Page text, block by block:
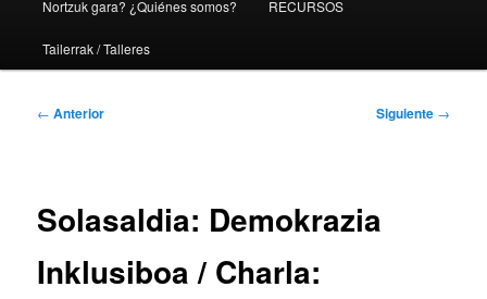
Nortzuk gara? ¿Quiénes somos? RECURSOS
Tailerrak / Talleres
Navegación
← Anterior Siguiente →
Solasaldia: Demokrazia
Inklusiboa / Charla: